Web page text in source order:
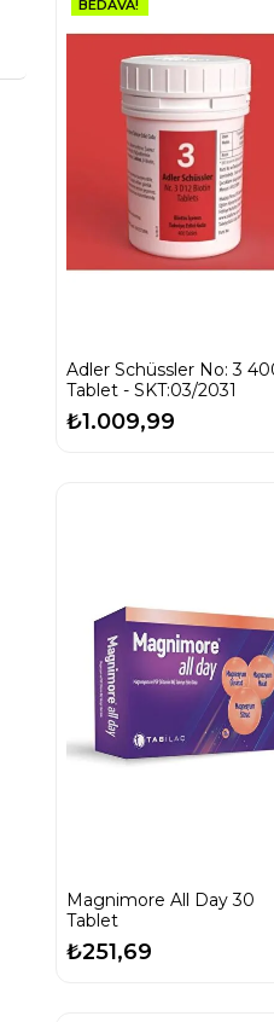
BEDAVA!
Adler Schüssler No: 3
Tablet - SKT:03/2031
₺1.009,99
Magnimore All Day 30
Tablet
₺251,69